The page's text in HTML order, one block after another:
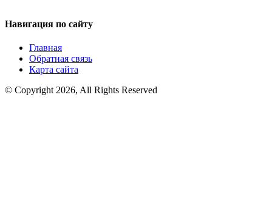
Навигация по сайту
Главная
Обратная связь
Карта сайта
© Copyright 2026, All Rights Reserved